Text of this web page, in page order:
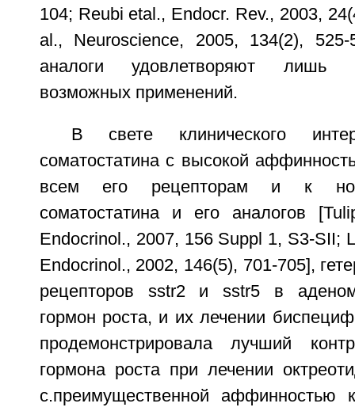
104; Reubi etal., Endocr. Rev., 2003,
al., Neuroscience, 2005, 134(2), 525-
аналоги удовлетворяют лишь
возможных применений.
В свете клинического
соматостатина с высокой
всем его рецепторам и к
соматостатина и его аналогов
Endocrinol., 2007, 156 Suppl 1, S3-SII;
Endocrinol., 2002, 146(5), 701-705],
рецепторов sstr2 и sstr5 в
гормон роста, и их лечении
продемонстрировала лучший
гормона роста при лечении
с.преимущественной аффинностью